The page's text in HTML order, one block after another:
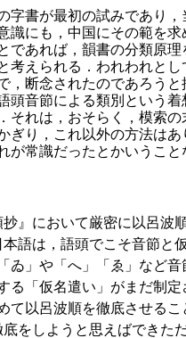
字書が最初の試みであり，
識にも，中国にその範を求
であれば，韻書の分類原理
考えられる．われわれとし
，断念されたのであろうと
頭音節による類別という着
それは，おそらく，模索の
ぎり，これ以外の方法はあ
が常識だったとかいうこと
』において厳密に以呂波
語は，語頭でこそ音節と
ゐ」や「へ」「ゑ」など音
る「仮名遣い」がまだ制定
て以呂波順を徹底させるこ
をしようと思えばできた